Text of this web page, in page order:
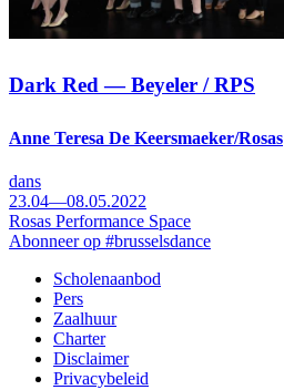
Dark Red — Beyeler / RPS
Anne Teresa De Keersmaeker/Rosas
dans
23.04—08.05.2022
Rosas Performance Space
Abonneer op #brusselsdance
Footer
Scholenaanbod
Pers
Zaalhuur
Charter
Disclaimer
Privacybeleid